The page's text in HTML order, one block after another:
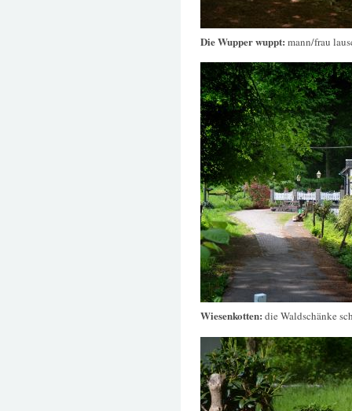
Die Wupper wuppt: mann/frau
Wiesenkotten: die Waldschänke